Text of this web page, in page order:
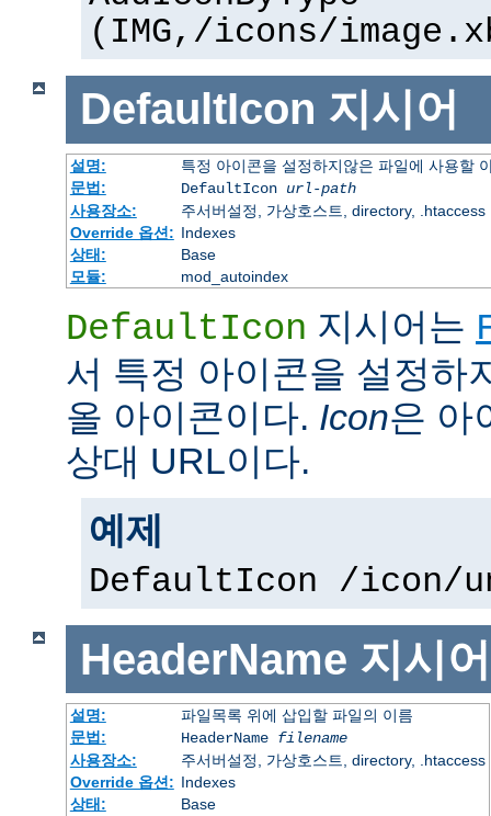
(IMG,/icons/
DefaultIcon 지시어
설명:
특정 아이콘을 설정하지않은 파일에 사용할
문법:
DefaultIcon url-path
사용장소:
주서버설정, 가상호스트, directory, .htaccess
Override 옵션: Indexes
상태:
Base
모듈:
mod_autoindex
DefaultIcon 지시어는
서 특정 아이콘을 설정하
올 아이콘이다. Icon은 아
상대 URL이다.
예제
DefaultIcon /icon/
HeaderName 지시어
설명:
파일목록 위에 삽입할 파일의 이름
문법:
HeaderName filename
사용장소:
주서버설정, 가상호스트, directory, .htaccess
Override 옵션: Indexes
상태:
Base